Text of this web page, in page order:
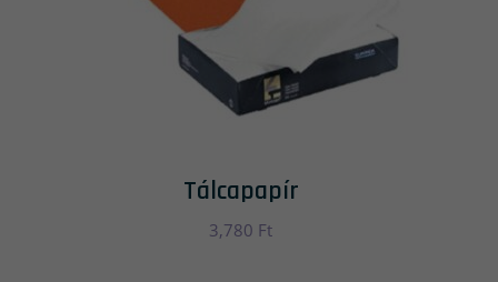
Tálcapapír
3,780 Ft